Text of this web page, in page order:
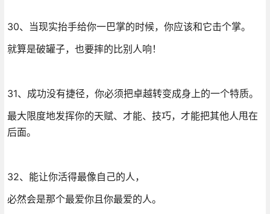
30、当现实抬手给你一巴掌的时候，你应该和它击个掌。
就算是破罐子，也要摔的比别人响！
31、成功没有捷径，你必须把卓越转变成身上的一个特质。
最大限度地发挥你的天赋、才能、技巧，才能把其他人甩在
后面。
32、能让你活得最像自己的人，
必然会是那个最爱你且你最爱的人。